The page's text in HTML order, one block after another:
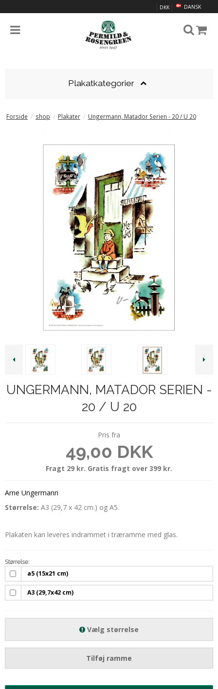
DANSK
DKK
Plakatkategorier
Forside / shop / Plakater / Ungermann, Matador Serien - 20 / U 20
UNGERMANN, MATADOR SERIEN -
20 / U 20
Pris fra
49,00 DKK
Fragt 29 kr. Gratis fragt over 399 kr.
Arne Ungermann
Størrelse: A3 (29,7 x 42 cm.) og A5.
Plakaten kan leveres indrammet i træramme med glas.
Størrelse:
a5 (15x21 cm)
A3 (29,7x42 cm)
Vælg størrelse
Tilføj ramme